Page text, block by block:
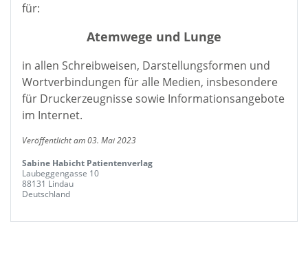
für:
Atemwege und Lunge
in allen Schreibweisen, Darstellungsformen und
Wortverbindungen für alle Medien, insbesondere
für Druckerzeugnisse sowie Informationsangebote
im Internet.
Veröffentlicht am 03. Mai 2023
Sabine Habicht Patientenverlag
Laubeggengasse 10
88131 Lindau
Deutschland